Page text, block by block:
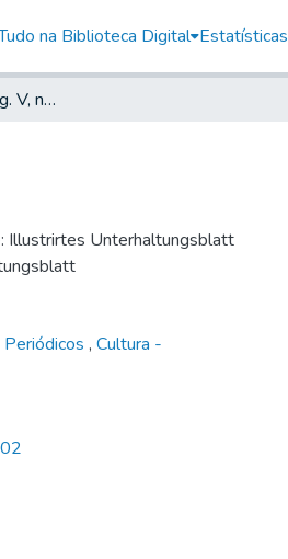
na Biblioteca Digital Estatísticas
Germania, 1882, Jahrg. V, nr. 060
Illustrirtes Unterhaltungsblatt
, Cultura -